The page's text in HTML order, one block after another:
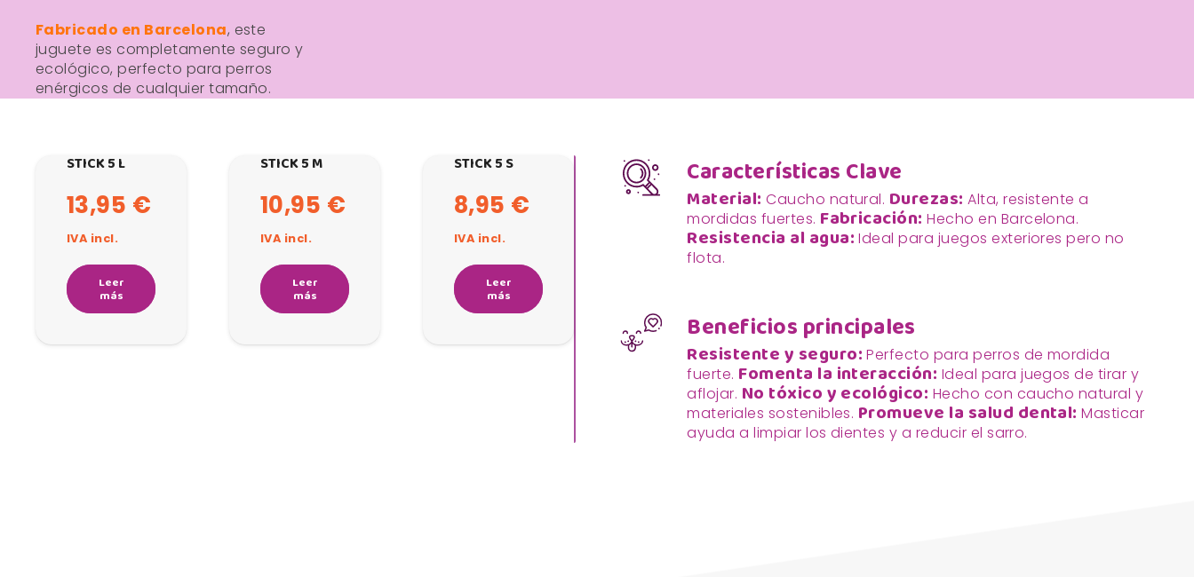
Fabricado en Barcelona, este
juguete es completamente seguro y
ecológico, perfecto para perros
enérgicos de cualquier tamaño.
STICK 5 L
13,95 €
IVA incl.
Leer
más
STICK 5 M
10,95 €
IVA incl.
Leer
más
STICK 5 S
8,95 €
IVA incl.
Leer
más
Características Clave
Material: Caucho natural. Durezas:Alta, resistente a
mordidas fuertes. Fabricación: Hecho en Barcelona.
Resistencia al agua: Ideal para juegos exteriores pero no
flota.
Beneficios principales
Resistente y seguro:Perfecto para perros de mordida
fuerte. Fomenta la interacción: Ideal para juegos de tirar y
aflojar. No tóxico y ecológico: Hecho con caucho natural y
materiales sostenibles. Promueve la salud dental:Masticar
ayuda a limpiar los dientes y a reducir el sarro.